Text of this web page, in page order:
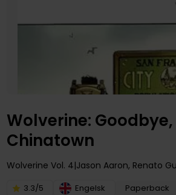
Wolverine: Goodbye,
Chinatown
Wolverine Vol. 4 Jason Aaron, Renato
3.3/5 Engelsk Paperback